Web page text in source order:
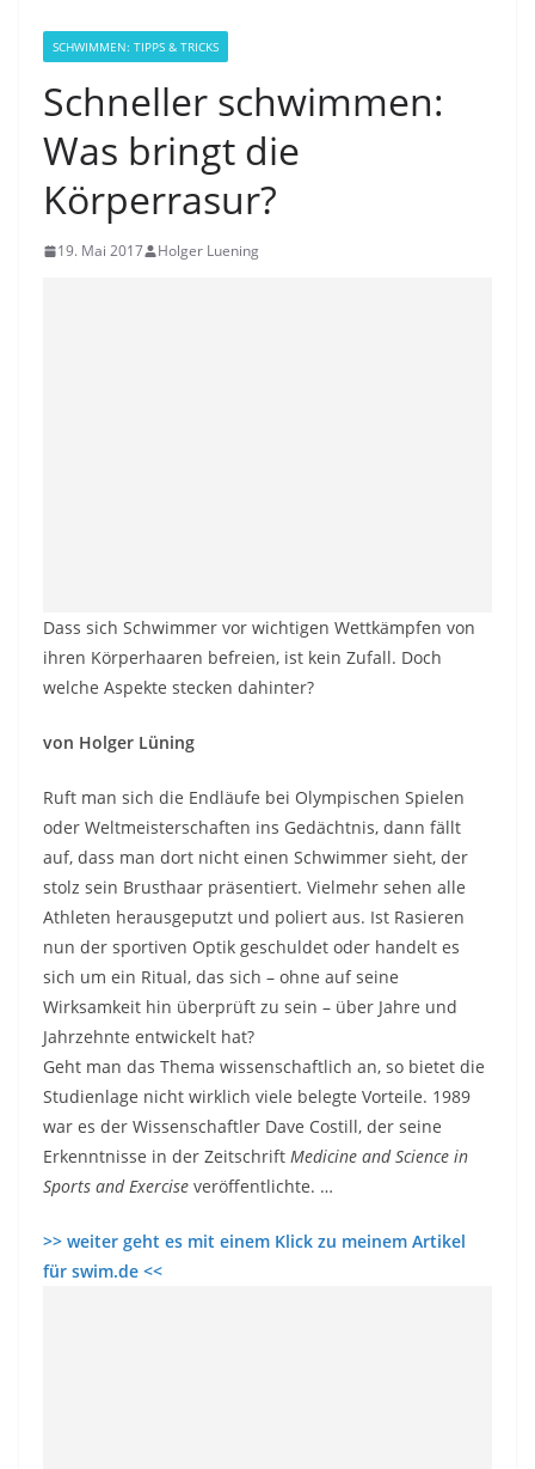
SCHWIMMEN: TIPPS & TRICKS
Schneller schwimmen:
Was bringt die
Körperrasur?
19. Mai 2017 Holger Luening
Dass sich Schwimmer vor wichtigen Wettkämpfen von
ihren Körperhaaren befreien, ist kein Zufall. Doch
welche Aspekte stecken dahinter?
von Holger Lüning
Ruft man sich die Endläufe bei Olympischen Spielen
oder Weltmeisterschaften ins Gedächtnis, dann fällt
auf, dass man dort nicht einen Schwimmer sieht, der
stolz sein Brusthaar präsentiert. Vielmehr sehen alle
Athleten herausgeputzt und poliert aus. Ist Rasieren
nun der sportiven Optik geschuldet oder handelt es
sich um ein Ritual, das sich – ohne auf seine
Wirksamkeit hin überprüft zu sein – über Jahre und
Jahrzehnte entwickelt hat?
Geht man das Thema wissenschaftlich an, so bietet die
Studienlage nicht wirklich viele belegte Vorteile. 1989
war es der Wissenschaftler Dave Costill, der seine
Erkenntnisse in der Zeitschrift Medicine and Science in
Sports and Exercise veröffentlichte. …
>> weiter geht es mit einem Klick zu meinem Artikel
für swim.de <<